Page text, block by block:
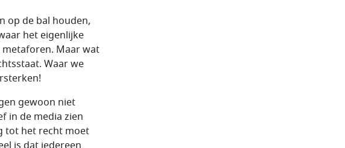
op de bal houden,
het eigenlijke
Maar wat
Waar we
gewoon niet
in de media zien
tot het recht moet